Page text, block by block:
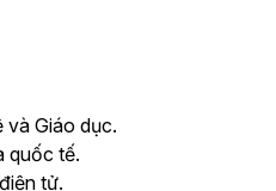
và Giáo dục.
quốc tế.
tử.